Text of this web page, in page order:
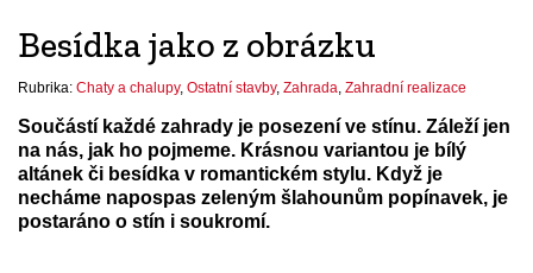
Besídka jako z obrázku
Rubrika: Chaty a chalupy, Ostatní stavby, Zahrada Zahradní realizace
Součástí každé zahrady je posezení ve stínu. Záleží jen
na nás, jak ho pojmeme. Krásnou variantou je bílý
altánek či besídka v romantickém stylu. Když je
necháme napospas zeleným šlahounům popínavek, je
postaráno o stín i soukromí.